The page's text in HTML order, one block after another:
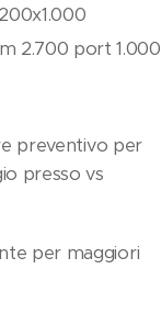
2.700 port 1.000
preventivo per
presso vs
per maggiori